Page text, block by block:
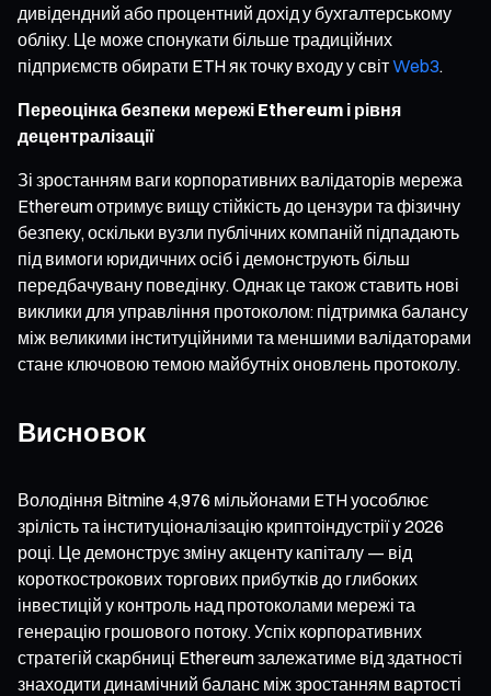
дивідендний або процентний дохід у бухгалтерському
обліку. Це може спонукати більше традиційних
підприємств обирати ETH як точку входу у світWeb3.
Переоцінка безпеки мережі Ethereum і рівня
децентралізації
Зі зростанням ваги корпоративних валідаторів мережа
Ethereum отримує вищу стійкість до цензури та фізичну
безпеку, оскільки вузли публічних компаній підпадають
під вимоги юридичних осіб і демонструють більш
передбачувану поведінку. Однак це також ставить нові
виклики для управління протоколом: підтримка балансу
між великими інституційними та меншими валідаторами
стане ключовою темою майбутніх оновлень протоколу.
Висновок
Володіння Bitmine 4,976 мільйонами ETH уособлює
зрілість та інституціоналізацію криптоіндустрії у 2026
році. Це демонструє зміну акценту капіталу — від
короткострокових торгових прибутків до глибоких
інвестицій у контроль над протоколами мережі та
генерацію грошового потоку. Успіх корпоративних
стратегій скарбниці Ethereum залежатиме від здатності
знаходити динамічний баланс між зростанням вартості